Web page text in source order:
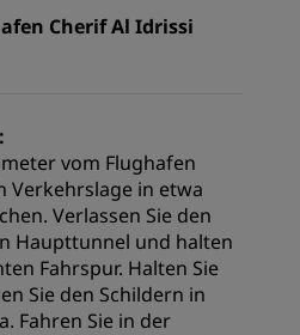
Cherif Al Idrissi
vom Flughafen
Verkehrslage in etwa
Verlassen Sie den
Haupttunnel und halten
Fahrspur. Halten Sie
Sie den Schildern in
Fahren Sie in der